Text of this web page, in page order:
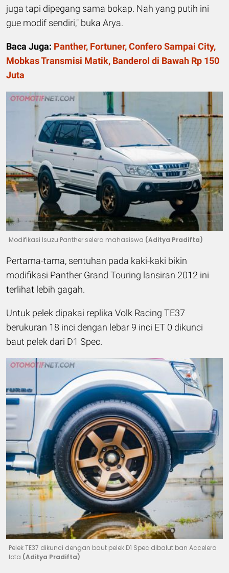
juga tapi dipegang sama bokap. Nah yang putih ini
gue modif sendiri," buka Arya.
Baca Juga: Panther, Fortuner, Confero Sampai City,
Mobkas Transmisi Matik, Banderol di Bawah Rp 150
Juta
Modifikasi Isuzu Panther selera mahasiswa (Aditya Pradifta)
Pertama-tama, sentuhan pada kaki-kaki bikin
modifikasi Panther Grand Touring lansiran 2012 ini
terlihat lebih gagah.
Untuk pelek dipakai replika Volk Racing TE37
berukuran 18 inci dengan lebar 9 inci ET 0 dikunci
baut pelek dari D1 Spec.
Pelek TE37 dikunci dengan baut pelek D1 Spec dibalut ban Accelera
Iota (Aditya Pradifta)